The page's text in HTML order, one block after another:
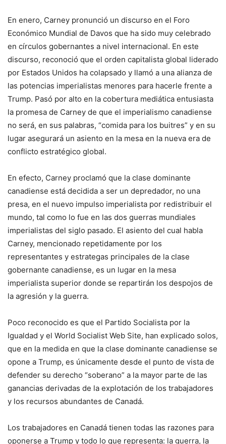
En enero, Carney pronunció un discurso en el Foro
Económico Mundial de Davos que ha sido muy celebrado
en círculos gobernantes a nivel internacional. En este
discurso, reconoció que el orden capitalista global liderado
por Estados Unidos ha colapsado y llamó a una alianza de
las potencias imperialistas menores para hacerle frente a
Trump. Pasó por alto en la cobertura mediática entusiasta
la promesa de Carney de que el imperialismo canadiense
no será, en sus palabras, “comida para los buitres” y en su
lugar asegurará un asiento en la mesa en la nueva era de
conflicto estratégico global.
En efecto, Carney proclamó que la clase dominante
canadiense está decidida a ser un depredador, no una
presa, en el nuevo impulso imperialista por redistribuir el
mundo, tal como lo fue en las dos guerras mundiales
imperialistas del siglo pasado. El asiento del cual habla
Carney, mencionado repetidamente por los
representantes y estrategas principales de la clase
gobernante canadiense, es un lugar en la mesa
imperialista superior donde se repartirán los despojos de
la agresión y la guerra.
Poco reconocido es que el Partido Socialista por la
Igualdad y el World Socialist Web Site, han explicado solos,
que en la medida en que la clase dominante canadiense se
opone a Trump, es únicamente desde el punto de vista de
defender su derecho “soberano” a la mayor parte de las
ganancias derivadas de la explotación de los trabajadores
y los recursos abundantes de Canadá.
Los trabajadores en Canadá tienen todas las razones para
oponerse a Trump y todo lo que representa: la guerra, la